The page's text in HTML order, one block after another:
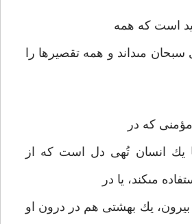
است كه همه
سبحان مى‏داند و همه تقصيرها را
كه در
يك انسان تُهى دل است كه از
مى‏كند، يا در
بيرون، يك بهشتى هم در درون او